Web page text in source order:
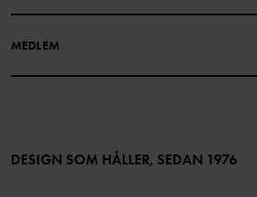
MEDLEM
Bli medlem
DESIGN SOM HÅLLER, SEDAN 1976